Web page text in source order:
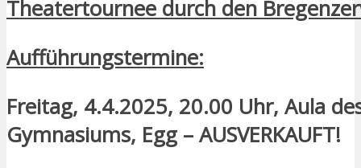
Theatertournee durch den
Aufführungstermine:
Freitag, 4.4.2025, 20.00 Uhr, Aula
Gymnasiums, Egg – AUSVERKAUFT!